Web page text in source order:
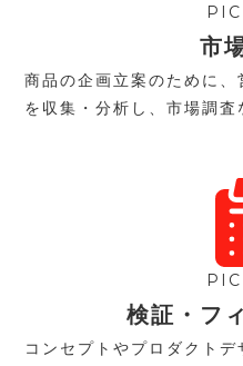
市
商品の企画立案のために
を収集・分析し、市場調査
検証・フ
コンセプトやプロダクト